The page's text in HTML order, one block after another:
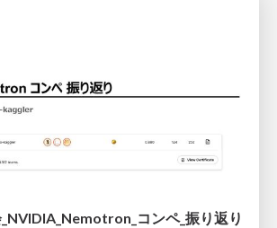
コンペ_振り返り